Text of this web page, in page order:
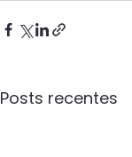
Posts recentes